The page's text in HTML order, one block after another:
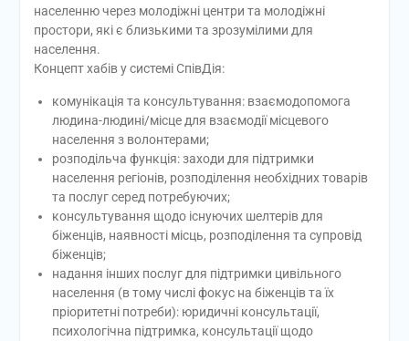
населенню через молодіжні центри та молодіжні
простори, які є близькими та зрозумілими для
населення.
Концепт хабів у системі СпівДія:
комунікація та консультування: взаємодопомога
людина-людині/місце для взаємодії місцевого
населення з волонтерами;
розподільча функція: заходи для підтримки
населення регіонів, розподілення необхідних товарів
та послуг серед потребуючих;
консультування щодо існуючих шелтерів для
біженців, наявності місць, розподілення та супровід
біженців;
надання інших послуг для підтримки цивільного
населення (в тому числі фокус на біженців та їх
пріоритетні потреби): юридичні консультації,
психологічна підтримка, консультації щодо